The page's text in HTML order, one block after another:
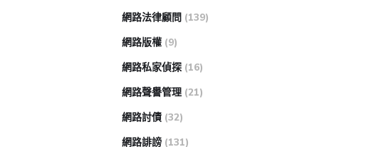
網路法律顧問 (139)
網路版權 (9)
網路私家偵探 (16)
網路聲譽管理 (21)
網路討債 (32)
網路誹謗 (131)